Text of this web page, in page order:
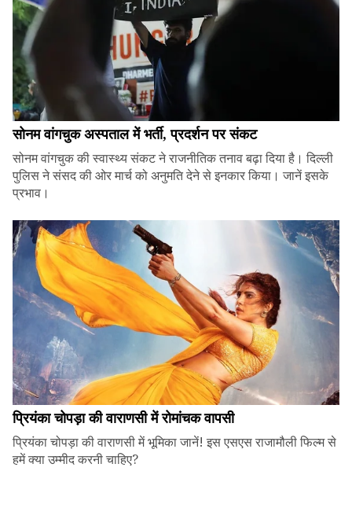
सोनम वांगचुक अस्पताल में भर्ती, प्रदर्शन पर संकट
सोनम वांगचुक की स्वास्थ्य संकट ने राजनीतिक तनाव बढ़ा दिया है। दिल्ली
पुलिस ने संसद की ओर मार्च को अनुमति देने से इनकार किया। जानें इसके
प्रभाव।
प्रियंका चोपड़ा की वाराणसी में रोमांचक वापसी
प्रियंका चोपड़ा की वाराणसी में भूमिका जानें! इस एसएस राजामौली फिल्म से
हमें क्या उम्मीद करनी चाहिए?